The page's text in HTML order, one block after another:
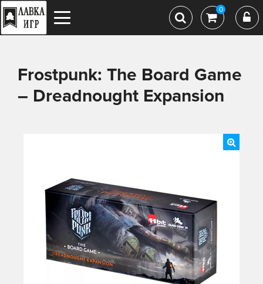
0
Frostpunk: The Board Game
– Dreadnought Expansion